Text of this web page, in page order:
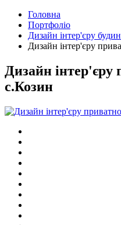
Головна
Портфоліо
Дизайн інтер'єру
Дизайн інтер'єру
Дизайн інтер'єру
с.Козин